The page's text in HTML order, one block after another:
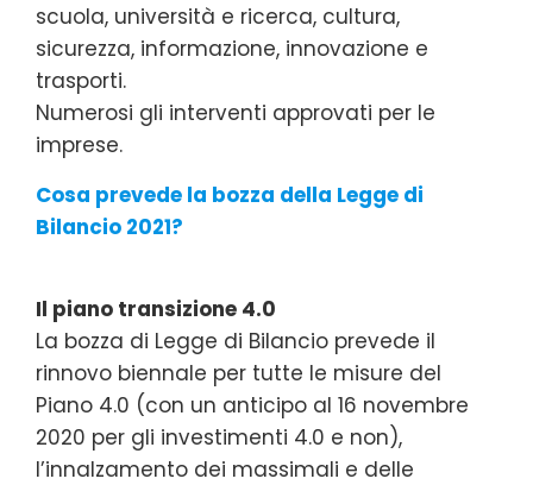
scuola, università e ricerca, cultura,
sicurezza, informazione, innovazione e
trasporti.
Numerosi gli interventi approvati per le
imprese.
Cosa prevede la bozza della Legge di
Bilancio 2021?
Il piano transizione 4.0
La bozza di Legge di Bilancio prevede il
rinnovo biennale per tutte le misure del
Piano 4.0 (con un anticipo al 16 novembre
2020 per gli investimenti 4.0 e non),
l’innalzamento dei massimali e delle